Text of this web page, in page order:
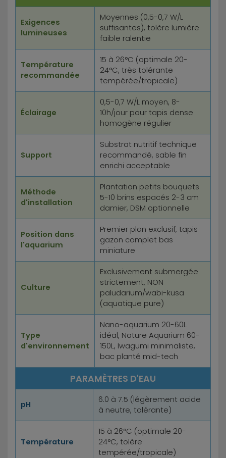
Exigences
lumineuses
Moyennes (0,5-0,7 W/L
suffisantes), tolère lumière
faible ralentie
Température
recommandée
15 à 26°C (optimale 20-
24°C, très tolérante
tempérée/tropicale)
Éclairage
0,5-0,7 W/L moyen, 8-
10h/jour pour tapis dense
homogène régulier
Support
Substrat nutritif technique
recommandé, sable fin
enrichi acceptable
Méthode
d'installation
Plantation petits bouquets
5-10 brins espacés 2-3 cm
damier, DSM optionnelle
Position dans
l'aquarium
Premier plan exclusif, tapis
gazon complet bas
miniature
Culture
Exclusivement submergée
strictement, NON
paludarium/wabi-kusa
(aquatique pure)
Type
d'environnement
Nano-aquarium 20-60L
idéal, Nature Aquarium 60-
150L, Iwagumi minimaliste,
bac planté mid-tech
PARAMÈTRES D'EAU
pH
6.0 à 7.5 (légèrement acide
à neutre, tolérante)
Température
15 à 26°C (optimale 20-
24°C, tolère
tempérée/tropicale)